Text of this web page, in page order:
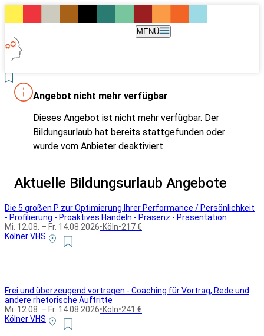
MENÜ
Angebot nicht mehr verfügbar
Dieses Angebot ist nicht mehr verfügbar. Der
Bildungsurlaub hat bereits stattgefunden oder
wurde vom Anbieter deaktiviert.
Aktuelle Bildungsurlaub Angebote
Die 5 großen P zur Optimierung Ihrer Performance / Persönlichkeit
- Profilierung - Proaktives Handeln - Präsenz - Präsentation
Mi. 12.08. – Fr. 14.08.2026•Köln•217 €
Kölner VHS
Frei und überzeugend vortragen - Coaching für Vortrag, Rede und
andere rhetorische Auftritte
Mi. 12.08. – Fr. 14.08.2026•Köln•241 €
Kölner VHS